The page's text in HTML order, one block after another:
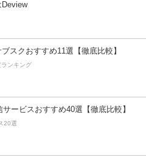
Deview
スクおすすめ11選【徹底比較】
ンキング
ービスおすすめ40選【徹底比較】
20選